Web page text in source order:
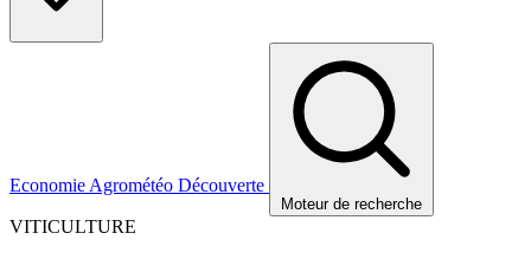
Economie Agrométéo Découverte
Moteur de recherche
VITICULTURE